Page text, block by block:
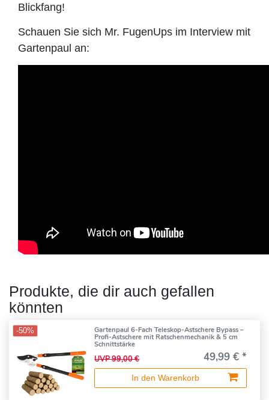
Blickfang!
Schauen Sie sich Mr. FugenUps im Interview mit
Gartenpaul an:
Produkte, die dir auch gefallen
könnten
-50%
Gartenpaul 6-Fach Teleskop-Astschere Bypass –
Profi-Astschere mit Ratschenmechanik & 5 cm
Schnittstärke
UVP 99,00 € 49,99 € *
In den Warenkorb